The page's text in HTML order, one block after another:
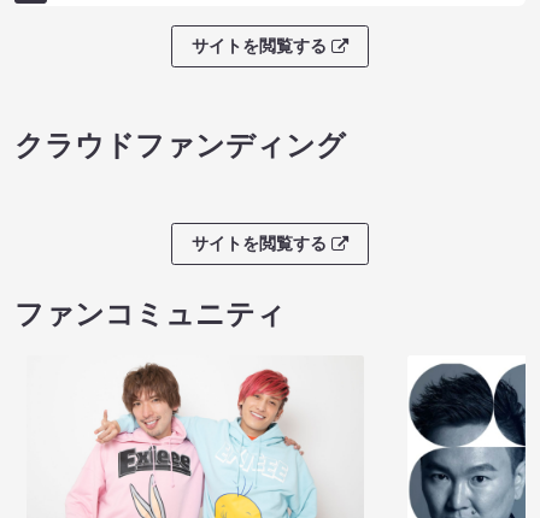
サイトを閲覧する
クラウドファンディング
サイトを閲覧する
ファンコミュニティ